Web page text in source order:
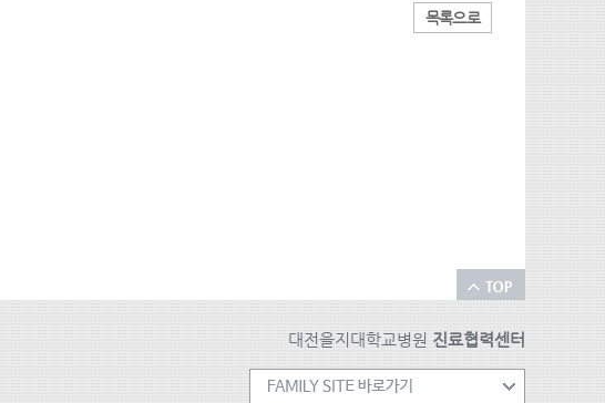
목록으로
대전을지대학교병원 진료협력센터